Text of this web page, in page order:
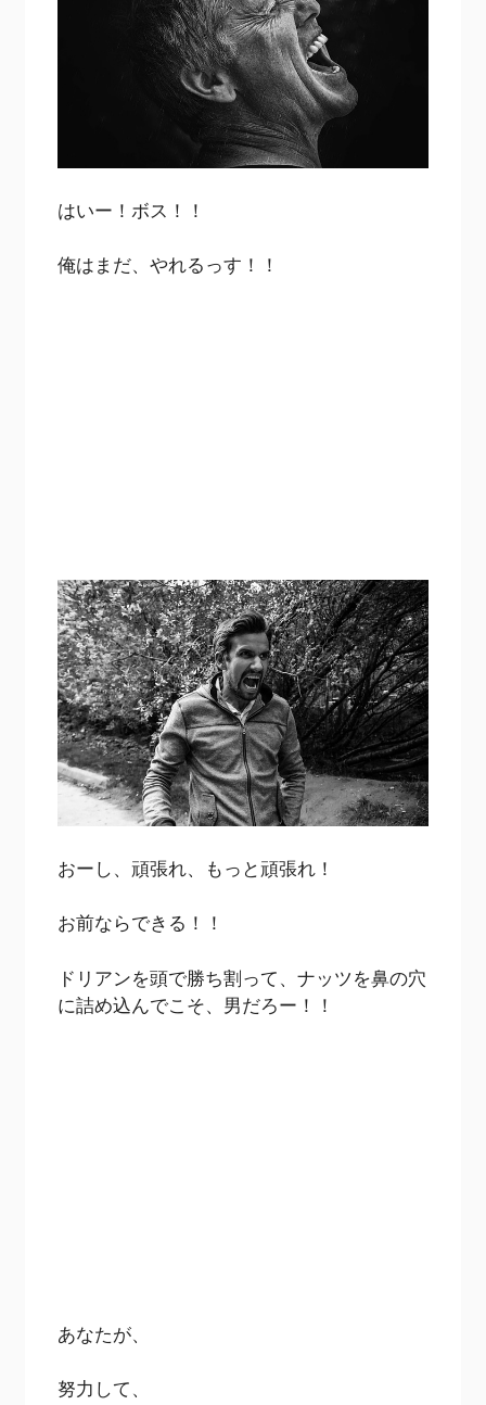
はいー！ボス！！
俺はまだ、やれるっす！！
おーし、頑張れ、もっと頑張れ！
お前ならできる！！
ドリアンを頭で勝ち割って、ナッツを鼻の穴
に詰め込んでこそ、男だろー！！
あなたが、
努力して、